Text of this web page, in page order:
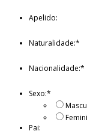
Apelido:
Naturalidade:*
Nacionalidade:*
Sexo:*
Pai: